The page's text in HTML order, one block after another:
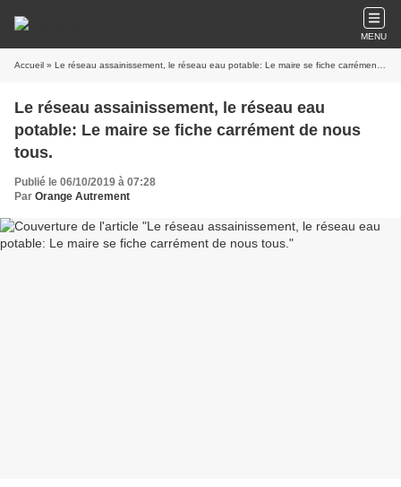
MENU
Accueil » Le réseau assainissement, le réseau eau potable: Le maire se fiche carrément de nous tous.
Le réseau assainissement, le réseau eau
potable: Le maire se fiche carrément de nous
tous.
Publié le 06/10/2019 à 07:28
Par Orange Autrement